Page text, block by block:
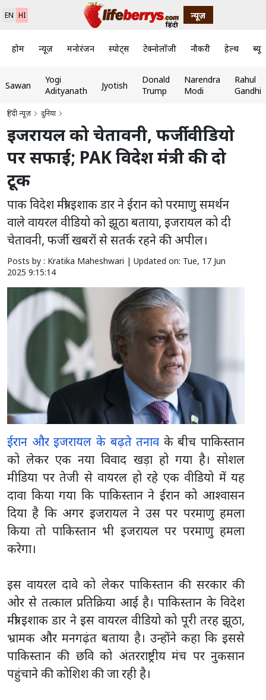
EN HI न्यूज़
होम न्यूज़ मनोरंजन स्पोर्ट्स टेक्नोलॉजी नौकरी हेल्थ
Sawan
Yogi
Adityanath
Jyotish
Donald
Trump
Narendra
Modi
Rahul
Gandhi
हिंदी न्यूज़ दुनिया
इजरायल को चेतावनी, फर्जी वीडियो
पर सफाई; PAK विदेश मंत्री की दो
टूक
पाक विदेश मंत्री इशाक डार ने ईरान को परमाणु समर्थन
वाले वायरल वीडियो को झूठा बताया, इजरायल को दी
चेतावनी, फर्जी खबरों से सतर्क रहने की अपील।
Posts by : Kratika Maheshwari | Updated on: Tue, 17 Jun
2025 9:15:14
ईरान और इजरायल के बढ़ते तनाव के बीच पाकिस्तान
को लेकर एक नया विवाद खड़ा हो गया है। सोशल
मीडिया पर तेजी से वायरल हो रहे एक वीडियो में यह
दावा किया गया कि पाकिस्तान ने ईरान को आश्वासन
दिया है कि अगर इजरायल ने उस पर परमाणु हमला
किया तो पाकिस्तान भी इजरायल पर परमाणु हमला
करेगा।
इस वायरल दावे को लेकर पाकिस्तान की सरकार की
ओर से तत्काल प्रतिक्रिया आई है। पाकिस्तान के विदेश
मंत्री इशाक डार ने इस वायरल वीडियो को पूरी तरह झूठा,
भ्रामक और मनगढ़ंत बताया है। उन्होंने कहा कि इससे
पाकिस्तान की छवि को अंतरराष्ट्रीय मंच पर नुकसान
पहुंचाने की कोशिश की जा रही है।